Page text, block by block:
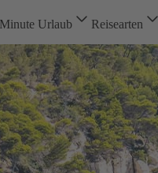
Urlaub Reisearten